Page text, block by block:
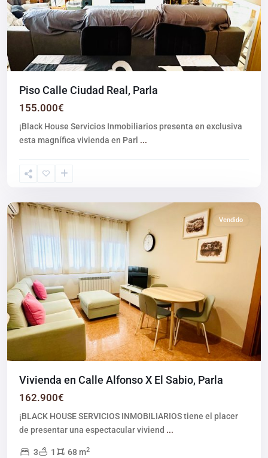
Piso Calle Ciudad Real, Parla
155.000€
¡Black House Servicios Inmobiliarios presenta en exclusiva
esta magnífica vivienda en Parl ...
Vendido
Vivienda en Calle Alfonso X El Sabio, Parla
162.900€
¡BLACK HOUSE SERVICIOS INMOBILIARIOS tiene el placer
de presentar una espectacular viviend ...
3 1 68 m2